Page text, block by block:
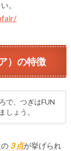
。
）の特徴
で、つぎはFUN
しょう。
３点が挙げられ